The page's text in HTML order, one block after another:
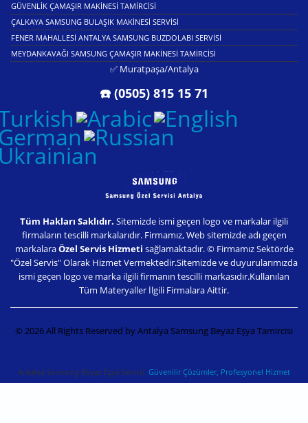
GÜVENLIK ÇAMAŞIR MAKINESI TAMIRCISI
ÇALKAYA SAMSUNG BULAŞIK MAKINESI SERVISI
FENER MAHALLESI ANTALYA SAMSUNG BUZDOLABI SERVISI
MEYDANKAVAĞI SAMSUNG ÇAMAŞIR MAKINESI TAMIRCISI
✅ Muratpaşa/Antalya
☎️ (0505) 815 15 71
Tüm Hakları Saklıdır. Sitemizde ismi geçen logo ve markalar ilgili
firmaların tescilli markalarıdır. Firmamız, Web sitemizde adı geçen
markalaraÖzel Servis Hizmeti sağlamaktadır. © Firmamız Sektörde
"Özel Servis" Olarak Hizmet Vermektedir.Sitemizde ve duyurularımızda
ismi geçen logo ve marka ilgili firmanın tescilli markasıdır.Kullanılan
Tüm Materyaller İlgili Firmalara Aittir.
© 2026 All Rights Reserved by Antalya Samsung Beyaz Eşya Tamircisi
Antalya Samsung Beyaz Eşya Servisi: Güvenilir Çözümler, Profesyonel Hizmet